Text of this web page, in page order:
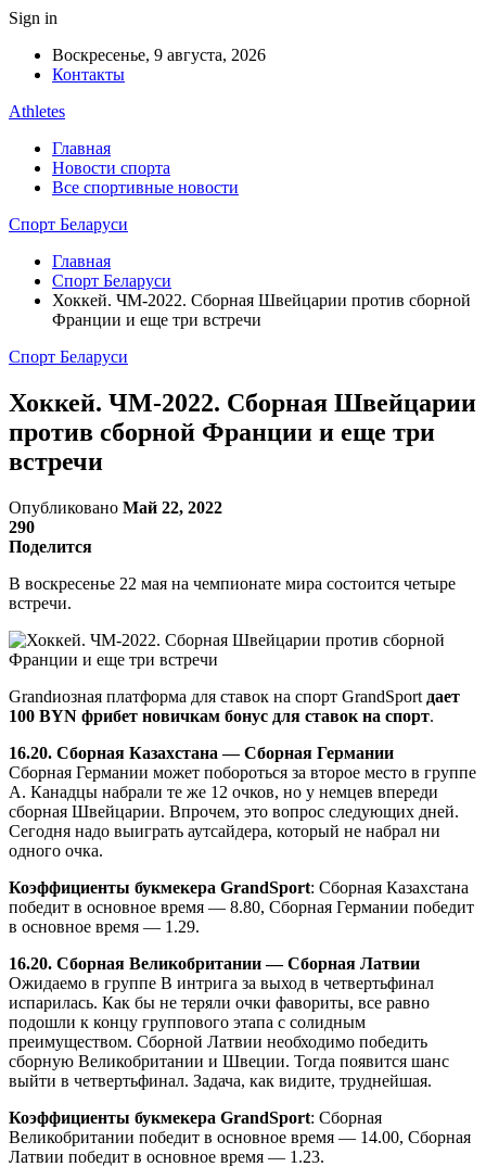
Sign in
Воскресенье, 9 августа, 2026
Контакты
Athletes
Главная
Новости спорта
Все спортивные новости
Спорт Беларуси
Главная
Спорт Беларуси
Хоккей. ЧМ-2022. Сборная Швейцарии против сборной
Франции и еще три встречи
Спорт Беларуси
Хоккей. ЧМ-2022. Сборная Швейцарии
против сборной Франции и еще три
встречи
Опубликовано Май 22, 2022
290
Поделится
В воскресенье 22 мая на чемпионате мира состоится четыре
встречи.
Grandиозная платформа для ставок на спорт GrandSport дает
100 BYN фрибет новичкам бонус для ставок на спорт.
16.20. Сборная Казахстана — Сборная Германии
Сборная Германии может побороться за второе место в группе
А. Канадцы набрали те же 12 очков, но у немцев впереди
сборная Швейцарии. Впрочем, это вопрос следующих дней.
Сегодня надо выиграть аутсайдера, который не набрал ни
одного очка.
Коэффициенты букмекера GrandSport: Сборная Казахстана
победит в основное время — 8.80, Сборная Германии победит
в основное время — 1.29.
16.20. Сборная Великобритании — Сборная Латвии
Ожидаемо в группе В интрига за выход в четвертьфинал
испарилась. Как бы не теряли очки фавориты, все равно
подошли к концу группового этапа с солидным
преимуществом. Сборной Латвии необходимо победить
сборную Великобритании и Швеции. Тогда появится шанс
выйти в четвертьфинал. Задача, как видите, труднейшая.
Коэффициенты букмекера GrandSport: Сборная
Великобритании победит в основное время — 14.00, Сборная
Латвии победит в основное время — 1.23.